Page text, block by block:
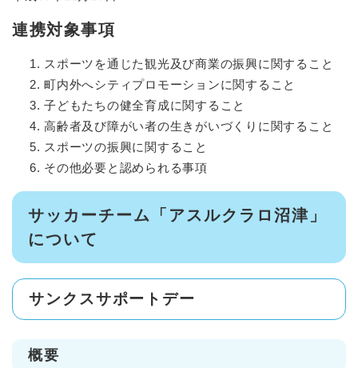
連携対象事項
スポーツを通じた観光及び商業の振興に関すること
町内外へシティプロモーションに関すること
子どもたちの健全育成に関すること
高齢者及び障がい者の生きがいづくりに関すること
スポーツの振興に関すること
その他必要と認められる事項
サッカーチーム「アスルクラロ沼津」
について
サンクスサポートデー
概要